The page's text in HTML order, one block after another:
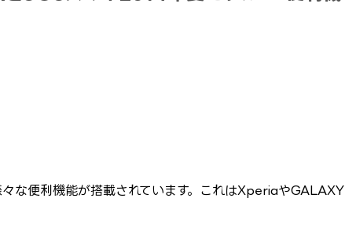
な便利機能が搭載されています。これはXperiaやGALAXY